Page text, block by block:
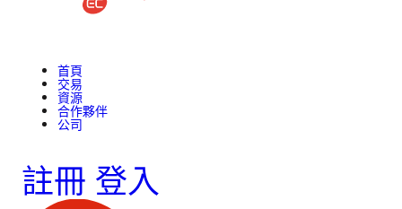
首頁
交易
資源
合作夥伴
公司
註冊 登入